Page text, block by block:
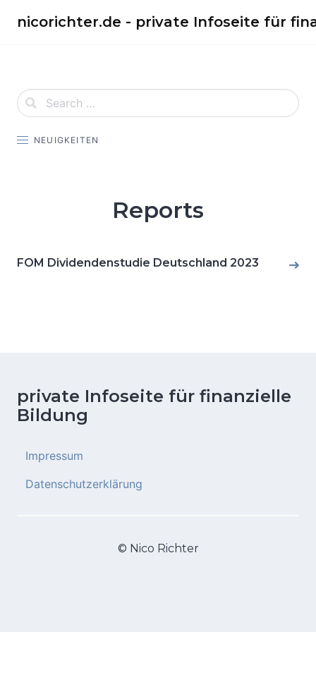
nicorichter.de - private Infoseite für
NEUIGKEITEN
Reports
FOM Dividendenstudie Deutschland 2023
private Infoseite für finanzielle
Bildung
Impressum
Datenschutzerklärung
© Nico Richter